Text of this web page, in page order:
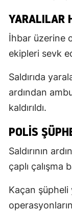
YARALILAR
İhbar üzerine
ekipleri sevk
Saldırıda
ardından
kaldırıldı.
POLIS
Saldırının
çaplı çalışma
Kaçan şüpheli